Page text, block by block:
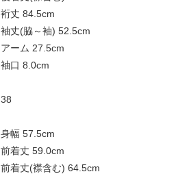
裄丈 84.5cm
袖丈(脇～袖) 52.5cm
アーム 27.5cm
袖口 8.0cm
38
身幅 57.5cm
前着丈 59.0cm
前着丈(襟含む) 64.5cm